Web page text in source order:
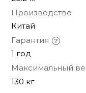
Производство
Китай
Гарантия
1 год
Максимальный
130 кг